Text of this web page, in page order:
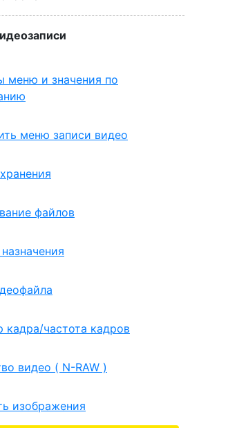
меню и значения по
меню записи видео
файлов
кадра/частота кадров
видео ( N-RAW )
изображения